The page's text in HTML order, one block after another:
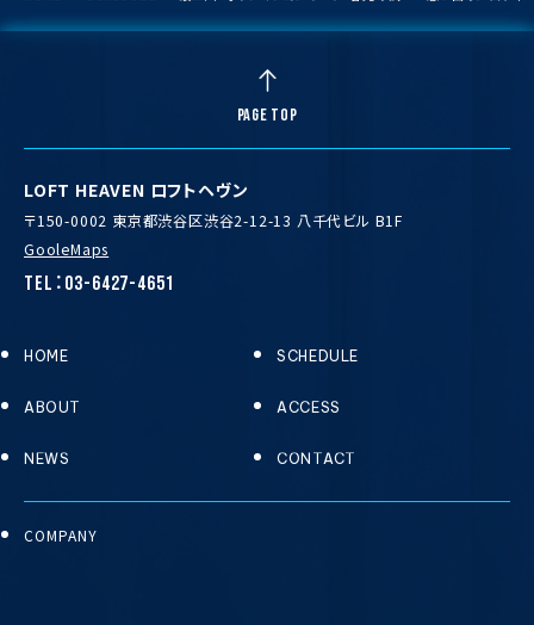
LOFT HEAVEN ロフトヘヴン
〒150-0002 東京都渋谷区渋谷2-12-13 八千代ビル B1F
GooleMaps
TEL：03-6427-4651
HOME SCHEDULE
ABOUT ACCESS
NEWS CONTACT
COMPANY
PAGE TOP